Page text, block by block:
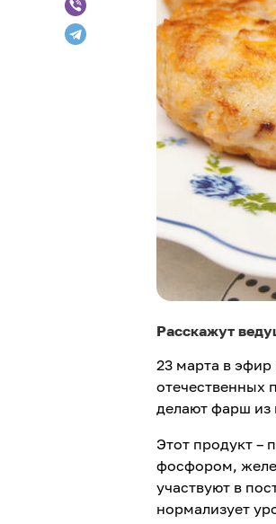
Расскажут
23 марта в
отечественных
делают фарш из
Этот продукт –
фосфором,
участвуют в
нормализует